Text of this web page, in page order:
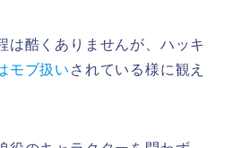
は酷くありませんが、ハッキ
モブ扱い されている様に観え